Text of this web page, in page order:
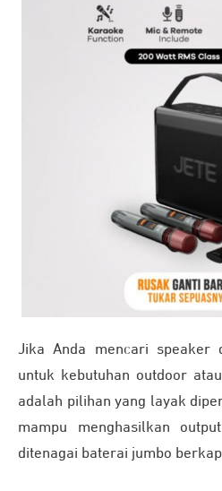
Jika Anda mencari speaker
untuk kebutuhan outdoor
adalah pilihan yang layak
mampu menghasilkan
ditenagai baterai jumbo